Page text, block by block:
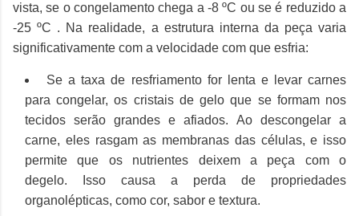
vista, se o congelamento chega a -8 ºC ou se é reduzido a
-25 ºC . Na realidade, a estrutura interna da peça varia
significativamente com a velocidade com que esfria:
Se a taxa de resfriamento for lenta e levar carnes
para congelar, os cristais de gelo que se formam nos
tecidos serão grandes e afiados. Ao descongelar a
carne, eles rasgam as membranas das células, e isso
permite que os nutrientes deixem a peça com o
degelo.
Isso causa a perda de propriedades
organolépticas, como cor, sabor e textura.